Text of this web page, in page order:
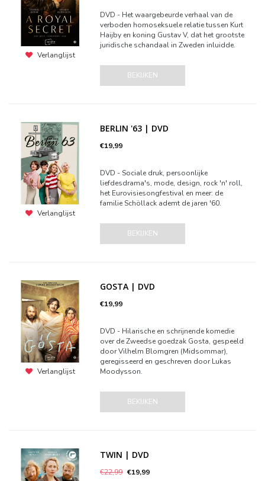
Verlanglijst
DVD - Het waargebeurde verhaal van de
verboden homoseksuele relatie tussen Kurt
Haijby en koning Gustav V, dat het grootste
juridische schandaal in Zweden inluidde.
BEKIJKEN
Verlanglijst
BERLIN '63 | DVD
€19,99
DVD - Sociale druk, persoonlijke
liefdesdrama's, mode, design, rock 'n' roll,
het Eurovisiesongfestival en meer: de
familie Schöllack ademt de jaren '60.
BEKIJKEN
Verlanglijst
GOSTA | DVD
€19,99
DVD - Hilarische en schrijnende komedie
over de Zweedse goedzak Gosta, gespeeld
door Vilhelm Blomgren (Midsommar),
geregisseerd en geschreven door Lukas
Moodysson.
BEKIJKEN
TWIN | DVD
€22,99 €19,99